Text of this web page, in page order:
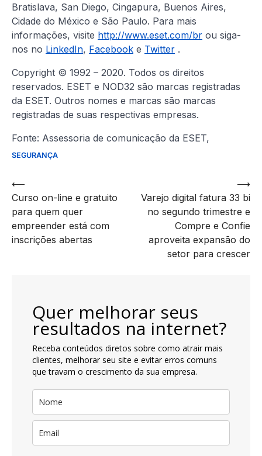
Bratislava, San Diego, Cingapura, Buenos Aires,
Cidade do México e São Paulo. Para mais
informações, visite http://www.eset.com/br ou siga-
nos no LinkedIn, Facebook e Twitter .
Copyright © 1992 – 2020. Todos os direitos
reservados. ESET e NOD32 são marcas registradas
da ESET. Outros nomes e marcas são marcas
registradas de suas respectivas empresas.
Fonte: Assessoria de comunicação da ESET,
SEGURANÇA
Navegação
de
artigos
⟵
Curso on-line e gratuito
para quem quer
empreender está com
inscrições abertas
Varejo digital fatura 33 bi
no segundo trimestre e
Compre e Confie
aproveita expansão do
setor para crescer
⟶
Quer melhorar seus
resultados na internet?
Receba conteúdos diretos sobre como atrair mais
clientes, melhorar seu site e evitar erros comuns
que travam o crescimento da sua empresa.